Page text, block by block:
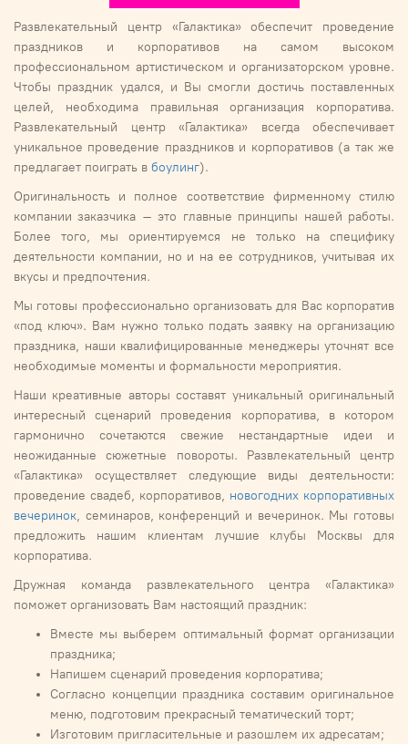
Развлекательный центр «Галактика» обеспечит проведение
праздников и корпоративов на самом высоком
профессиональном артистическом и организаторском уровне.
Чтобы праздник удался, и Вы смогли достичь поставленных
целей, необходима правильная организация корпоратива.
Развлекательный центр «Галактика» всегда обеспечивает
уникальное проведение праздников и корпоративов (а так же
предлагает поиграть в боулинг).
Оригинальность и полное соответствие фирменному стилю
компании заказчика – это главные принципы нашей работы.
Более того, мы ориентируемся не только на специфику
деятельности компании, но и на ее сотрудников, учитывая их
вкусы и предпочтения.
Мы готовы профессионально организовать для Вас корпоратив
«под ключ». Вам нужно только подать заявку на организацию
праздника, наши квалифицированные менеджеры уточнят все
необходимые моменты и формальности мероприятия.
Наши креативные авторы составят уникальный оригинальный
интересный сценарий проведения корпоратива, в котором
гармонично сочетаются свежие нестандартные идеи и
неожиданные сюжетные повороты. Развлекательный центр
«Галактика» осуществляет следующие виды деятельности:
проведение свадеб, корпоративов, новогодних корпоративных
вечеринок, семинаров, конференций и вечеринок. Мы готовы
предложить нашим клиентам лучшие клубы Москвы для
корпоратива.
Дружная команда развлекательного центра «Галактика»
поможет организовать Вам настоящий праздник:
Вместе мы выберем оптимальный формат организации
праздника;
Напишем сценарий проведения корпоратива;
Согласно концепции праздника составим оригинальное
меню, подготовим прекрасный тематический торт;
Изготовим пригласительные и разошлем их адресатам;